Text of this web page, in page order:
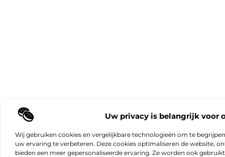
Uw privacy is belangrijk voor
Wij gebruiken cookies en vergelijkbare technologieën om te
uw ervaring te verbeteren. Deze cookies optimaliseren de website,
bieden een meer gepersonaliseerde ervaring. Ze worden ook